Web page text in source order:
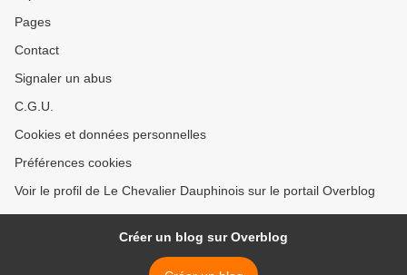
Pages
Contact
Signaler un abus
C.G.U.
Cookies et données personnelles
Préférences cookies
Voir le profil de Le Chevalier Dauphinois sur le portail Overblog
Créer un blog sur Overblog